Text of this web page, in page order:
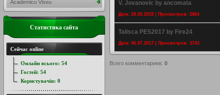
V. Jovanovic by ancomata
Дата: 28.05.2015 | Просмотров: 2864
Talisca PES2017 by Fire24
Дата: 06.07.2017 | Просмотров: 3743
Всего комментариев: 0
Academico Viseu
Статистика сайта
Сейчас online
Онлайн всього: 54
Гостей: 54
Користувачів: 0